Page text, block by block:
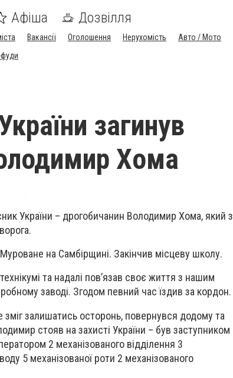
Афіша Дозвілля
Вакансії Оголошення Нерухомість
Авто / Мото
фуди
загинув
Хома
України – дрогобичанин Володимир Хома, який з
на Самбірщині. Закінчив місцеву школу.
та надалі пов’язав своє життя з нашим
заводі. Згодом певний час їздив за кордон.
зміг залишатись осторонь, повернувся додому та
стояв на захисті України – був заступником
2 механізованого відділення 3
5 механізованої роти 2 механізованого